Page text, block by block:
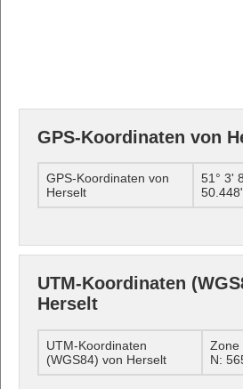
GPS-Koordinaten von
GPS-Koordinaten von
Herselt
51° 3'
UTM-Koordinaten
Herselt
UTM-Koordinaten
(WGS84) von Herselt
Zone
N: